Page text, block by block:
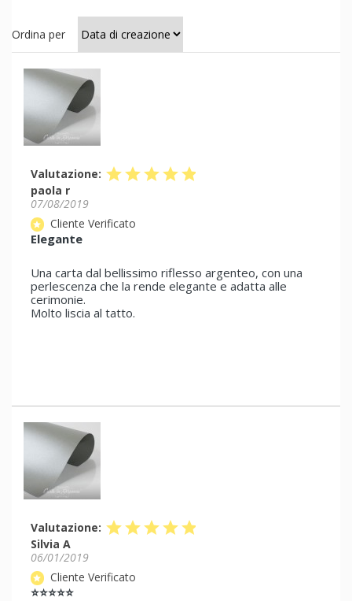
Ordina per
Valutazione: starstarstarstarstar
paola r
07/08/2019
star Cliente Verificato
Elegante
Una carta dal bellissimo riflesso argenteo, con una
perlescenza che la rende elegante e adatta alle
cerimonie.
Molto liscia al tatto.
Valutazione: starstarstarstarstar
Silvia A
06/01/2019
star Cliente Verificato
⭐⭐⭐⭐⭐